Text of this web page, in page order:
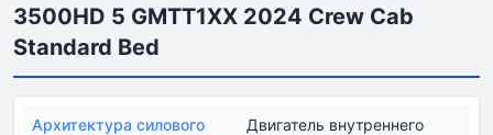
3500HD 5 GMTT1XX 2024 Crew Cab
Standard Bed
Архитектура силового
Двигатель внутреннего